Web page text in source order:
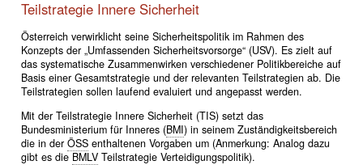
Teilstrategie Innere Sicherheit
Österreich verwirklicht seine Sicherheitspolitik im Rahmen des
Konzepts der „Umfassenden Sicherheitsvorsorge“ (USV). Es zielt auf
das systematische Zusammenwirken verschiedener Politikbereiche auf
Basis einer Gesamtstrategie und der relevanten Teilstrategien ab. Die
Teilstrategien sollen laufend evaluiert und angepasst werden.
Mit der Teilstrategie Innere Sicherheit (TIS) setzt das
Bundesministerium für Inneres (BMI) in seinem Zuständigkeitsbereich
die in der ÖSSenthaltenen Vorgaben um (Anmerkung: Analog dazu
gibt es die BMLVTeilstrategie Verteidigungspolitik).